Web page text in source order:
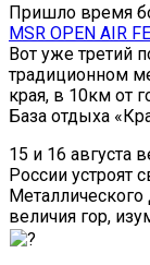
Пришло время
MSR OPEN AIR
Вот уже третий
традиционном
края, в 10км от
База отдыха
15 и 16 августа
России
величия гор,